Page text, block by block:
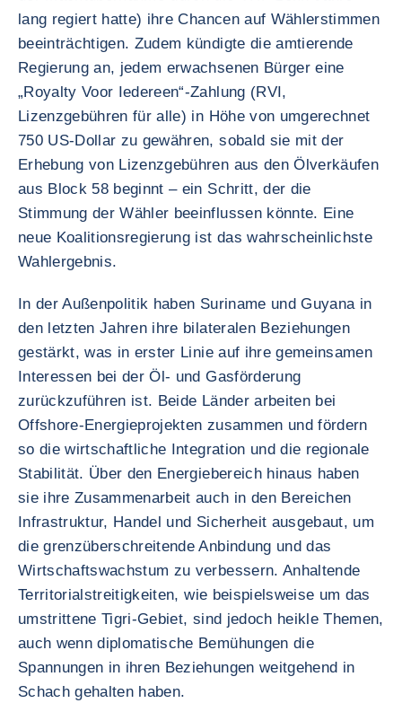
lang regiert hatte) ihre Chancen auf Wählerstimmen
beeinträchtigen. Zudem kündigte die amtierende
Regierung an, jedem erwachsenen Bürger eine
„Royalty Voor Iedereen“-Zahlung (RVI,
Lizenzgebühren für alle) in Höhe von umgerechnet
750 US-Dollar zu gewähren, sobald sie mit der
Erhebung von Lizenzgebühren aus den Ölverkäufen
aus Block 58 beginnt – ein Schritt, der die
Stimmung der Wähler beeinflussen könnte. Eine
neue Koalitionsregierung ist das wahrscheinlichste
Wahlergebnis.
In der Außenpolitik haben Suriname und Guyana in
den letzten Jahren ihre bilateralen Beziehungen
gestärkt, was in erster Linie auf ihre gemeinsamen
Interessen bei der Öl- und Gasförderung
zurückzuführen ist. Beide Länder arbeiten bei
Offshore-Energieprojekten zusammen und fördern
so die wirtschaftliche Integration und die regionale
Stabilität. Über den Energiebereich hinaus haben
sie ihre Zusammenarbeit auch in den Bereichen
Infrastruktur, Handel und Sicherheit ausgebaut, um
die grenzüberschreitende Anbindung und das
Wirtschaftswachstum zu verbessern. Anhaltende
Territorialstreitigkeiten, wie beispielsweise um das
umstrittene Tigri-Gebiet, sind jedoch heikle Themen,
auch wenn diplomatische Bemühungen die
Spannungen in ihren Beziehungen weitgehend in
Schach gehalten haben.